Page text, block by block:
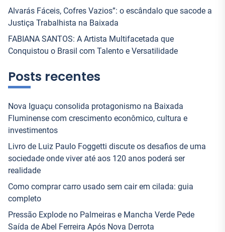
Alvarás Fáceis, Cofres Vazios”: o escândalo que sacode a
Justiça Trabalhista na Baixada
FABIANA SANTOS: A Artista Multifacetada que
Conquistou o Brasil com Talento e Versatilidade
Posts recentes
Nova Iguaçu consolida protagonismo na Baixada
Fluminense com crescimento econômico, cultura e
investimentos
Livro de Luiz Paulo Foggetti discute os desafios de uma
sociedade onde viver até aos 120 anos poderá ser
realidade
Como comprar carro usado sem cair em cilada: guia
completo
Pressão Explode no Palmeiras e Mancha Verde Pede
Saída de Abel Ferreira Após Nova Derrota